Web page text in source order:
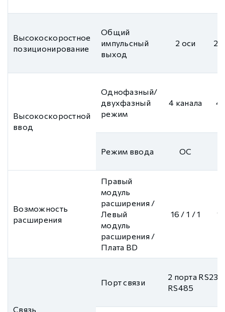
Высокоскоростное
позиционирование
Общий
импульсный
выход
2 оси 2
Высокоскоростной
ввод
Однофазный/
двухфазный
режим
4 канала 4
Режим ввода OC
Возможность
расширения
Правый
модуль
расширения /
Левый
модуль
расширения /
Плата BD
16 / 1 / 1
Связь
Порт связи
2 порта
RS485